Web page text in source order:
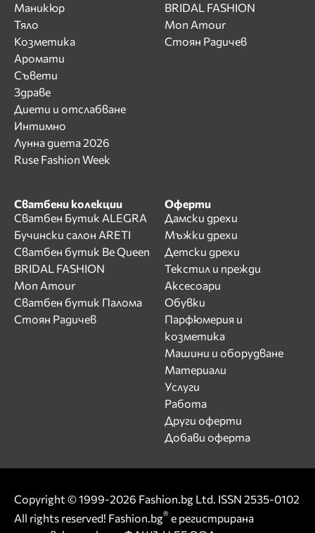
Маникюр
Тяло
Козметика
Аромати
Съвети
Здраве
Диети и отслабване
Интимно
Лунна диета 2026
Ruse Fashion Week
BRIDAL FASHION
Mon Amour
Стоян Радичев
Сватбени колекции
Сватбен Бутик ALEGRA
Бучински салон ARETI
Сватбен бутик Be Queen
BRIDAL FASHION
Mon Amour
Сватбен бутик Палома
Стоян Радичев
Оферти
Дамски дрехи
Мъжки дрехи
Детски дрехи
Текстил и прежди
Аксесоари
Обувки
Парфюмерия и
козметика
Машини и оборудване
Материали
Услуги
Работа
Други оферти
Добави оферта
Copyright © 1999-2026 Fashion.bg Ltd. ISSN 2535-0102
All rights reserved! Fashion.bg® е регистрирана